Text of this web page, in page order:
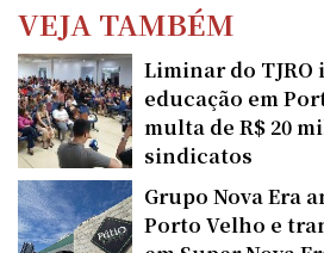
VEJA TAMBÉM
Liminar do TJRO
educação em
multa de R$ 20
sindicatos
Grupo Nova Era
Porto Velho e